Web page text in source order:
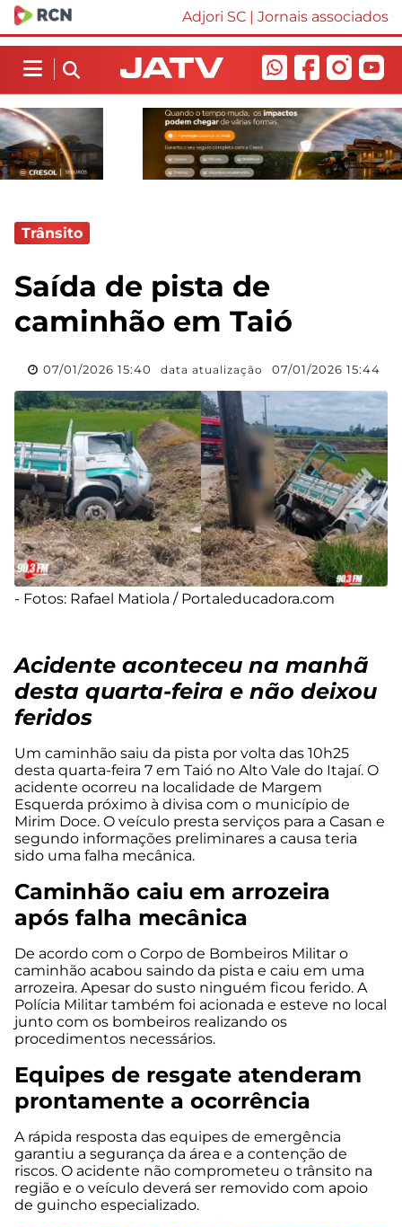
Adjori SC | Jornais associados
Trânsito
Saída de pista de
caminhão em Taió
07/01/2026 15:40 data atualização 07/01/2026 15:44
- Fotos: Rafael Matiola / Portaleducadora.com
Acidente aconteceu na manhã
desta quarta-feira e não deixou
feridos
Um caminhão saiu da pista por volta das 10h25
desta quarta-feira 7 em Taió no Alto Vale do Itajaí. O
acidente ocorreu na localidade de Margem
Esquerda próximo à divisa com o município de
Mirim Doce. O veículo presta serviços para a Casan e
segundo informações preliminares a causa teria
sido uma falha mecânica.
Caminhão caiu em arrozeira
após falha mecânica
De acordo com o Corpo de Bombeiros Militar o
caminhão acabou saindo da pista e caiu em uma
arrozeira. Apesar do susto ninguém ficou ferido. A
Polícia Militar também foi acionada e esteve no local
junto com os bombeiros realizando os
procedimentos necessários.
Equipes de resgate atenderam
prontamente a ocorrência
A rápida resposta das equipes de emergência
garantiu a segurança da área e a contenção de
riscos. O acidente não comprometeu o trânsito na
região e o veículo deverá ser removido com apoio
de guincho especializado.